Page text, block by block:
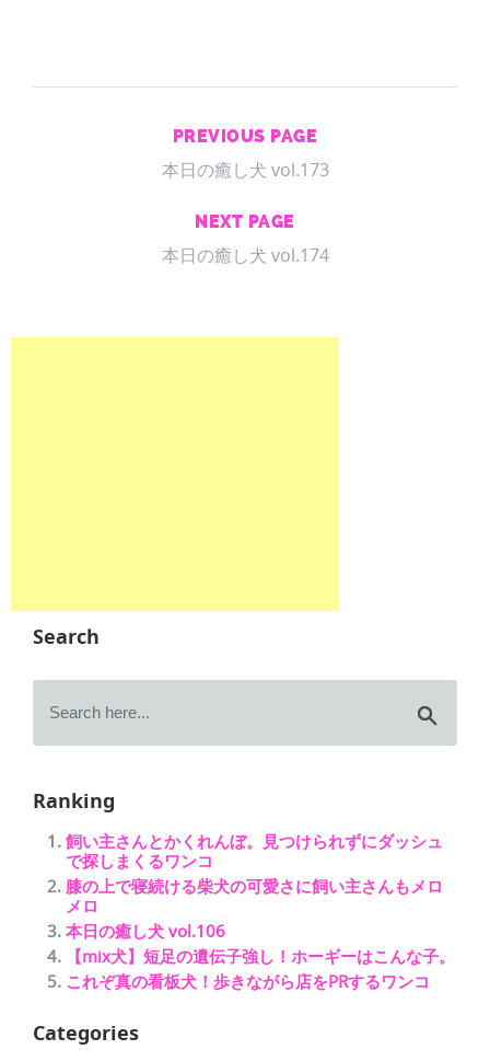
PREVIOUS PAGE
本日の癒し犬 vol.173
NEXT PAGE
本日の癒し犬 vol.174
Search
Ranking
飼い主さんとかくれんぼ。見つけられずにダッシュ
で探しまくるワンコ
膝の上で寝続ける柴犬の可愛さに飼い主さんもメロ
メロ
本日の癒し犬 vol.106
【mix犬】短足の遺伝子強し！ホーギーはこんな子。
これぞ真の看板犬！歩きながら店をPRするワンコ
Categories